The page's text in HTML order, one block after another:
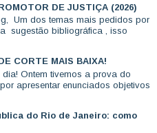
DE JUSTIÇA (2026)
Um dos temas mais pedidos por
sugestão bibliográfica , isso
CORTE MAIS BAIXA!
Ontem tivemos a prova do
apresentar enunciados objetivos
do Rio de Janeiro: como